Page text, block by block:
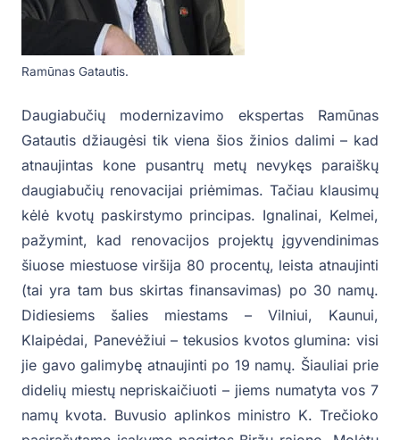
Ramūnas Gatautis.
Daugiabučių modernizavimo ekspertas Ramūnas
Gatautis džiaugėsi tik viena šios žinios dalimi – kad
atnaujintas kone pusantrų metų nevykęs paraiškų
daugiabučių renovacijai priėmimas. Tačiau klausimų
kėlė kvotų paskirstymo principas. Ignalinai, Kelmei,
pažymint, kad renovacijos projektų įgyvendinimas
šiuose miestuose viršija 80 procentų, leista atnaujinti
(tai yra tam bus skirtas finansavimas) po 30 namų.
Didiesiems šalies miestams – Vilniui, Kaunui,
Klaipėdai, Panevėžiui – tekusios kvotos glumina: visi
jie gavo galimybę atnaujinti po 19 namų. Šiauliai prie
didelių miestų nepriskaičiuoti – jiems numatyta vos 7
namų kvota. Buvusio aplinkos ministro K. Trečioko